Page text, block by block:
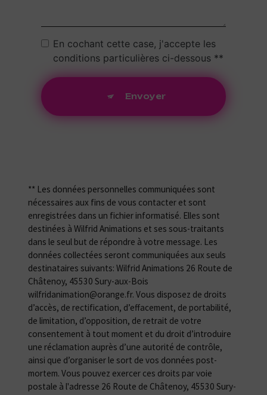
En cochant cette case, j'accepte les
conditions particulières ci-dessous **
Envoyer
** Les données personnelles communiquées sont
nécessaires aux fins de vous contacter et sont
enregistrées dans un fichier informatisé. Elles sont
destinées à Wilfrid Animations et ses sous-traitants
dans le seul but de répondre à votre message. Les
données collectées seront communiquées aux seuls
destinataires suivants: Wilfrid Animations 26 Route de
Châtenoy, 45530 Sury-aux-Bois
wilfridanimation@orange.fr. Vous disposez de droits
d’accès, de rectification, d’effacement, de portabilité,
de limitation, d’opposition, de retrait de votre
consentement à tout moment et du droit d’introduire
une réclamation auprès d’une autorité de contrôle,
ainsi que d’organiser le sort de vos données post-
mortem. Vous pouvez exercer ces droits par voie
postale à l'adresse 26 Route de Châtenoy, 45530 Sury-